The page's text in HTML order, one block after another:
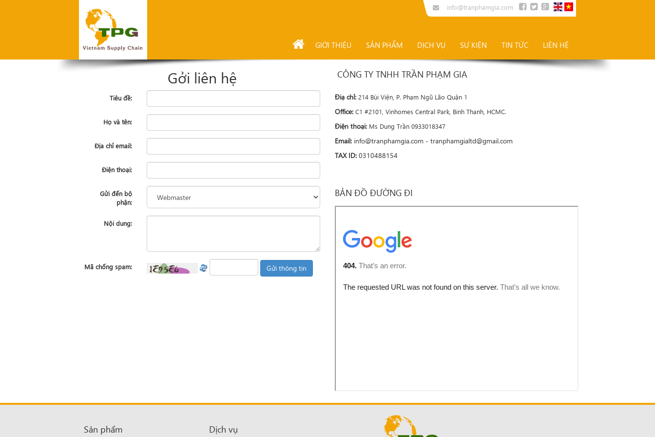
info@tranphamgia.com
GIỚI THIỆU SẢN PHẨM DỊCH VỤ SỰ KIỆN TIN TỨC LIÊN HỆ
Gởi liên hệ
Tiêu đề:
Họ và tên:
Địa chỉ email:
Điện thoại:
Gửi đến bộ
phận:
Nội dung:
Mã chống spam:
CÔNG TY TNHH TRẦN PHẠM GIA
Điạ chỉ: 214 Bùi Viện, P. Phạm Ngũ Lão Quận 1
Office: C1 #2101, Vinhomes Central Park, Binh Thanh, HCMC.
Điện thoại: Ms Dung Trần 0933018347
Email: info@tranphamgia.com - tranphamgialtd@gmail.com
TAX ID: 0310488154
BẢN ĐỒ ĐƯỜNG ĐI
Sản phẩm Dịch vụ